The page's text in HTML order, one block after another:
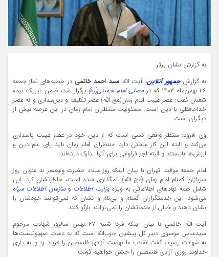
به گزارش نشان برتر
به گزارشجمهور آنلاین، آیت الله سید احمد خاتمی در خطبه‌های نماز جمعه
۲۶ بهمن‌ماه ۱۴۰۳ که در
مصلی‌ امام خمینی(ره) برگزار شد، ضمن تبریک نیمه
شعبان گفت: عصر غیبت امام زمان(عج‌ الله) عصر تکلیف و دین‌مداری و نه عصر
خداحافظی با دین است. مسئولیت منتظران امام زمان در این عرصه بیش از
دیگران است.
وی افزود: منتظر واقعی کسی است که از دین خود در عصر غیبت پاسداری
می‌کند و البته این کار سختی دارد. منتظران امام زمان باید پای عَلَم دین و
ارزش‌ها بایستند و البته اجر فراوانی برای آنها تدارک دیده‌اند.
امام جمعه موقت تهران با بیان اینکه روز میلاد حضرت ولیعصر به عنوان روز
سربازان گمنام امام زمان (عج الله) نامگذاری شده است، خاطرنشان کرد: این
شامل همه نهادهای اطلاعاتی به ویژهوزارت اطلاعات وسازمان اطلاعات سپاه
می‌شود. این خدمتگزاران گمنام و بی‌نام و نشان که نمی‌توانند خودشان را
نشان دهند و خیلی از خدماتشان را نمی‌توانند بازگو کنند.
آیت الله خاتمی با بیان اینکه فردا شنبه ۲۷ بهمن سالروز شهادت مرحوم
سیدعباس موسوی دبیر کل پیشین حزب‌الله است که به دست صهیونیست‌ها
به شهادت رسید، گفت:انقلاب ما نهضت آزادی فلسطین را فریاد زد و به یاری
خداوند روزی آزادی فلسطین را جشن خواهیم گرفت.